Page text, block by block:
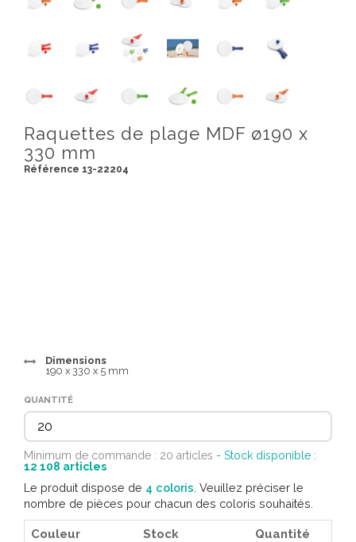
Raquettes de plage MDF ø190 x
330 mm
Référence 13-22204
Dimensions
190 x 330 x 5 mm
QUANTITÉ
Minimum de commande : 20 articles - Stock disponible :
12 108 articles
Le produit dispose de 4 coloris . Veuillez préciser le
nombre de pièces pour chacun des coloris souhaités.
Couleur Stock Quantité